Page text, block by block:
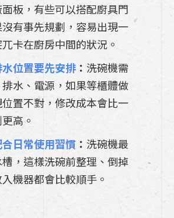
板，有些可以搭配廚具門
有事先規劃，容易出現一
卡在廚房中間的狀況。
位置要先安排： 洗碗機需
水、電源，如果等櫃體做
置不對，修改成本會比一
高。
日常使用習慣： 洗碗機最
，這樣洗碗前整理、倒掉
機器都會比較順手。